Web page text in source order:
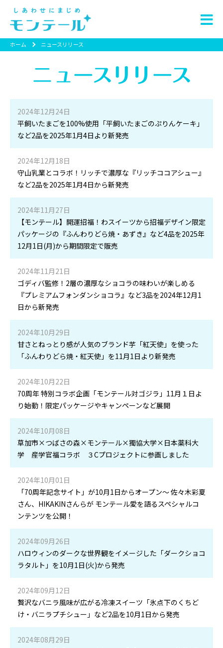
ホーム ニュースリリース
2024年12月24日
平飼いたまごを100%使用「平飼いたまごのぷりんケーキ」
など2品を2025年1月4日より新発売
2024年12月18日
守山乳業とコラボ！リッチで濃厚な『リッチココアシュー』
など2品を2025年1月4日から新発売
2024年11月27日
【モンテール】開運招福！わスイーツから招福デザイン限定
パッケージの『ふんわりどら焼・あずき』など4品を2025年
12月1日(月)から期間限定で販売
2024年11月21日
ゴディバ監修！2層の濃厚なショコラの味わいが楽しめる
『プレミアムフォンダンショコラ』など3品を2024年12月1
日から新発売
2024年10月29日
甘さとねっとり感が人気のブランド芋「紅天使」を使った
「ふんわりどら焼・紅天使」を11月1日より新発売
2024年10月22日
70周年 特別コラボ企画「モンテール対ゴジラ」11月１日よ
り始動！限定パッケージやキャンペーンなど展開
2024年10月08日
草加市×つばさの森×モンテール×獨協大学×日本薬科大
学 産学官福コラボ ３Cプロジェクトに参画しました
2024年10月01日
「70周年記念サイト」が10月1日からオープン～ 佐々木彩夏
さん、HIKAKINさんらが モンテール愛を語るスペシャルコ
ンテンツを公開！
2024年09月26日
ハロウィンのダークな世界観をイメージした「ダークショコ
ラタルト」を10月1日(火)から発売
2024年09月12日
贅沢なバニラ風味が広がる冷凍スイーツ「氷点下のくちど
け・バニラプチシュー」など2品を10月1日から発売
2024年08月29日